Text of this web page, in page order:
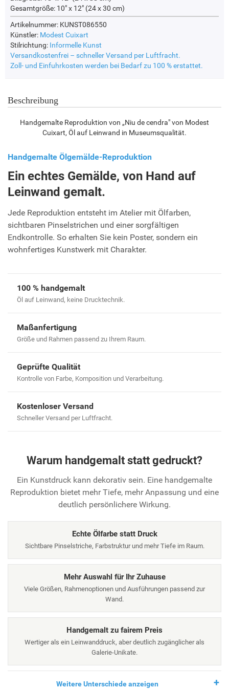
Gesamtgröße: 10" x 12" (24 x 30 cm)
Artikelnummer: KUNST086550
Künstler: Modest Cuixart
Stilrichtung: Informelle Kunst
Versandkostenfrei – schneller Versand per Luftfracht.
Zoll- und Einfuhrkosten werden bei Bedarf zu 100 % erstattet.
Beschreibung
Handgemalte Reproduktion von „Niu de cendra" von Modest
Cuixart, Öl auf Leinwand in Museumsqualität.
Handgemalte Ölgemälde-Reproduktion
Ein echtes Gemälde, von Hand auf
Leinwand gemalt.
Jede Reproduktion entsteht im Atelier mit Ölfarben,
sichtbaren Pinselstrichen und einer sorgfältigen
Endkontrolle. So erhalten Sie kein Poster, sondern ein
wohnfertiges Kunstwerk mit Charakter.
100 % handgemalt
Öl auf Leinwand, keine Drucktechnik.
Maßanfertigung
Größe und Rahmen passend zu Ihrem Raum.
Geprüfte Qualität
Kontrolle von Farbe, Komposition und Verarbeitung.
Kostenloser Versand
Schneller Versand per Luftfracht.
Warum handgemalt statt gedruckt?
Ein Kunstdruck kann dekorativ sein. Eine handgemalte
Reproduktion bietet mehr Tiefe, mehr Anpassung und eine
deutlich persönlichere Wirkung.
Echte Ölfarbe statt Druck
Sichtbare Pinselstriche, Farbstruktur und mehr Tiefe im Raum.
Mehr Auswahl für Ihr Zuhause
Viele Größen, Rahmenoptionen und Ausführungen passend zur
Wand.
Handgemalt zu fairem Preis
Wertiger als ein Leinwanddruck, aber deutlich zugänglicher als
Galerie-Unikate.
Weitere Unterschiede anzeigen